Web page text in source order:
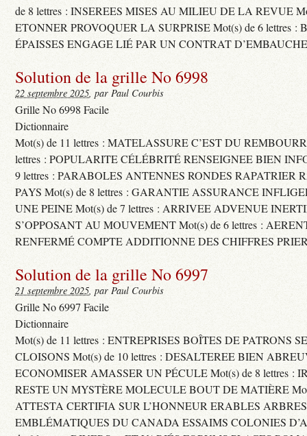
de 8 lettres : INSEREES MISES AU MILIEU DE LA REVUE
ETONNER PROVOQUER LA SURPRISE Mot(s) de 6 lettres :
ÉPAISSES ENGAGE LIÉ PAR UN CONTRAT
Solution de la grille No 6998
22 septembre 2025, par Paul Courbis
Grille No 6998 Facile
Dictionnaire
Mot(s) de 11 lettres : MATELASSURE C’EST DU
lettres : POPULARITE CÉLÉBRITÉ RENSEIGNEE BIEN
9 lettres : PARABOLES ANTENNES RONDES RAPATRIER
PAYS Mot(s) de 8 lettres : GARANTIE ASSURANCE
UNE PEINE Mot(s) de 7 lettres : ARRIVEE ADVENUE
S’OPPOSANT AU MOUVEMENT Mot(s) de 6 lettres :
RENFERMÉ COMPTE ADDITIONNE DES CHIFFRES
Solution de la grille No 6997
21 septembre 2025, par Paul Courbis
Grille No 6997 Facile
Dictionnaire
Mot(s) de 11 lettres : ENTREPRISES BOÎTES DE PATRONS
CLOISONS Mot(s) de 10 lettres : DESALTEREE BIEN
ECONOMISER AMASSER UN PÉCULE Mot(s) de 8 lettres :
RESTE UN MYSTÈRE MOLECULE BOUT DE MATIÈRE
ATTESTA CERTIFIA SUR L’HONNEUR ERABLES ARBRES
EMBLÉMATIQUES DU CANADA ESSAIMS COLONIES